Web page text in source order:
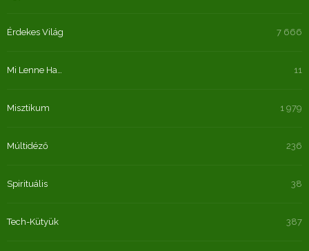
Érdekes Világ 7 666
Mi Lenne Ha… 11
Misztikum 1 979
Múltidéző 236
Spirituális 38
Tech-Kütyük 387